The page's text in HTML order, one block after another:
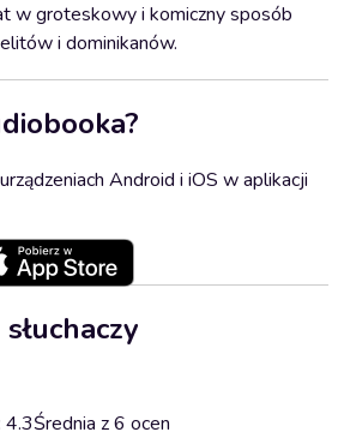
w groteskowy i komiczny sposób
i dominikanów.
Android i iOS w aplikacji
4.3Średnia z 6 ocen